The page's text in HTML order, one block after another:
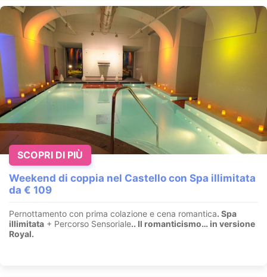
Weekend di coppia nel Castello con Spa illimitata
da € 109
Pernottamento con prima colazione e cena romantica. Spa
illimitata + Percorso Sensoriale.. Il romanticismo… in versione
Royal.
SCOPRI DI PIÙ